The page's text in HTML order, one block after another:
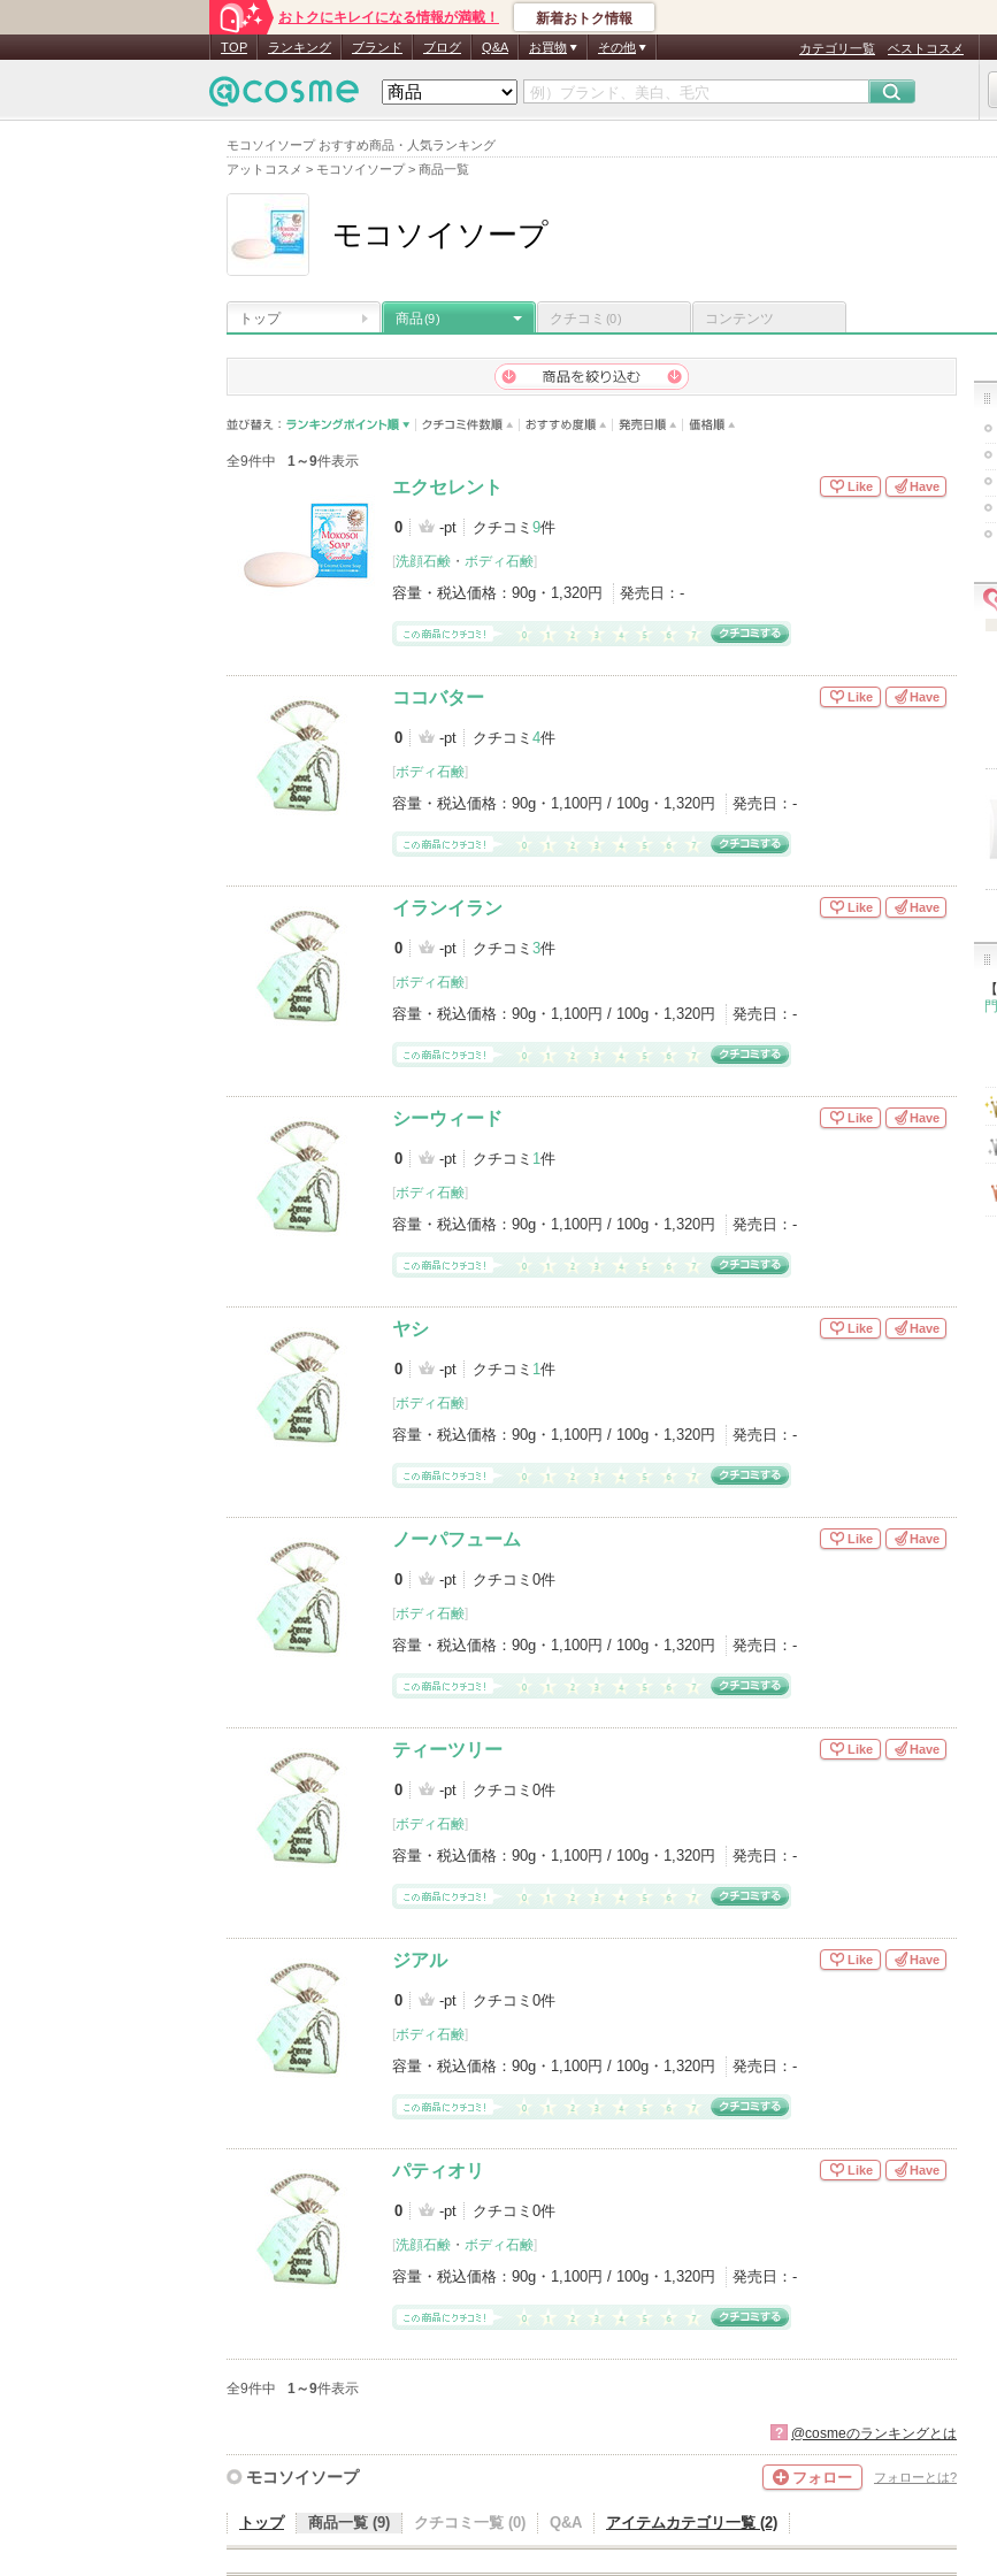
モコソイソープ おすすめ商品・人気ランキング
アットコスメ > モコソイソープ> 商品一覧
おトクにキレイになる情報が満載！ 新着おトク情報
TOP ランキング ブランド ブログ Q&A お買物 その他 カテゴリ一覧 ベストコスメ
モコソイソープ
トップ 商品(9) クチコミ (0) コンテンツ
全9件中 1～9件表示
エクセレント
0 -pt クチコミ 9件
[洗顔石鹸 ・ ボディ石鹸]
容量・税込価格： 90g・1,320円 発売日： -
Like Have
ココバター
0 -pt クチコミ 4件
[ボディ石鹸]
容量・税込価格： 90g・1,100円 / 100g・1,320円 発売日： -
Like Have
イランイラン
0 -pt クチコミ 3件
[ボディ石鹸]
容量・税込価格： 90g・1,100円 / 100g・1,320円 発売日： -
Like Have
シーウィード
0 -pt クチコミ 1件
[ボディ石鹸]
容量・税込価格： 90g・1,100円 / 100g・1,320円 発売日： -
Like Have
ヤシ
0 -pt クチコミ 1件
[ボディ石鹸]
容量・税込価格： 90g・1,100円 / 100g・1,320円 発売日： -
Like Have
ノーパフューム
0 -pt クチコミ0件
[ボディ石鹸]
容量・税込価格： 90g・1,100円 / 100g・1,320円 発売日： -
Like Have
ティーツリー
0 -pt クチコミ0件
[ボディ石鹸]
容量・税込価格： 90g・1,100円 / 100g・1,320円 発売日： -
Like Have
ジアル
0 -pt クチコミ0件
[ボディ石鹸]
容量・税込価格： 90g・1,100円 / 100g・1,320円 発売日： -
Like Have
パティオリ
0 -pt クチコミ0件
[洗顔石鹸 ・ ボディ石鹸]
容量・税込価格： 90g・1,100円 / 100g・1,320円 発売日： -
Like Have
全9件中 1～9件表示
? @cosmeのランキングとは
モコソイソープ フォロー フォローとは?
トップ 商品一覧 (9) クチコミ一覧 (0) Q&A アイテムカテゴリ一覧 (2)
【
門